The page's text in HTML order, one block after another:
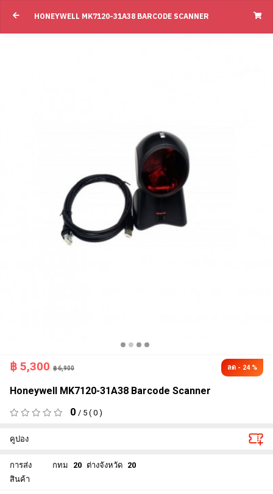
Honeywell MK7120-31A38 Barcode
HONEYWELL MK7120-31A38 BARCODE SCANNER
฿ 5,300 ฿ 6,900 ลด - 24 %
Honeywell MK7120-31A38 Barcode Scanner
0 / 5 ( 0 )
คูปอง
การส่ง
สินค้า
กทม 20 ต่างจังหวัด 20